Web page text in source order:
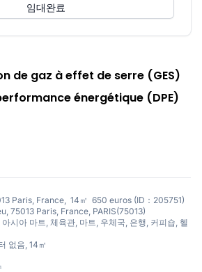
임대완료
de gaz à effet de serre (GES)
énergétique (DPE)
Paris, France, 14㎡ 650 euros (ID：205751)
75013 Paris, France, PARIS(75013)
시아 마트, 체육관, 마트, 우체국, 은행, 커피숍, 헬
없음, 14㎡